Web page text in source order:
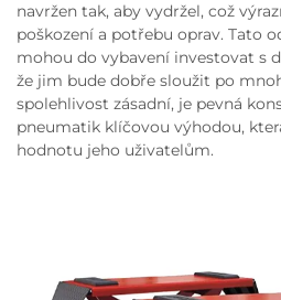
navržen tak, aby vydržel, což
poškození a potřebu oprav. Tato
mohou do vybavení investovat s
že jim bude dobře sloužit po
spolehlivost zásadní, je pevná
pneumatik klíčovou výhodou,
hodnotu jeho uživatelům.